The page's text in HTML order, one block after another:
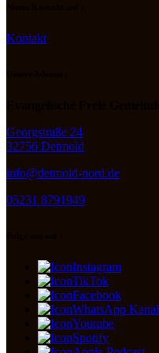
Kontakt
Georgstraße 24
32756 Detmold
info@detmold-nord.de
05231 8791949
Instagram
TikTok
Facebook
WhatsApp Kanal
Youtube
Spotify